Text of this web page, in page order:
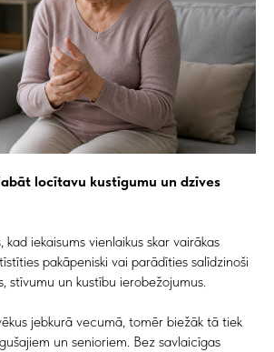
locītavu kustīgumu un dzīves
kad iekaisums vienlaikus skar vairākas
pakāpeniski vai parādīties salīdzinoši
stīvumu un kustību ierobežojumus.
jebkurā vecumā, tomēr biežāk tā tiek
un senioriem. Bez savlaicīgas